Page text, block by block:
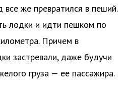
же превратился в пеший.
лодки и идти пешком по
Причем в
застревали, даже будучи
груза — ее пассажира.